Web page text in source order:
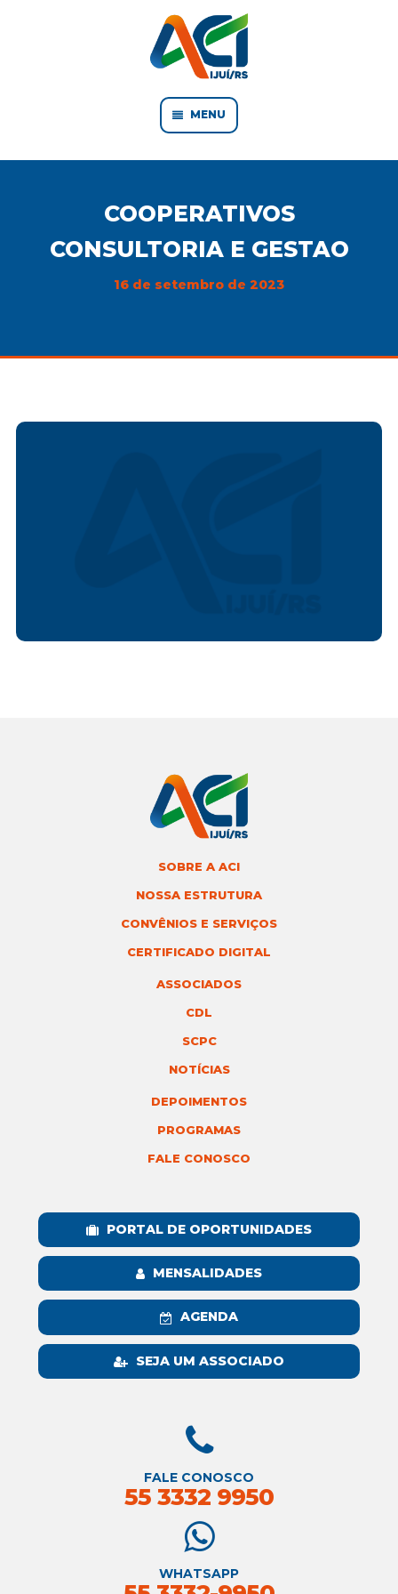
MENU
COOPERATIVOS
CONSULTORIA E GESTAO
16 de setembro de 2023
SOBRE A ACI
NOSSA ESTRUTURA
CONVÊNIOS E SERVIÇOS
CERTIFICADO DIGITAL
ASSOCIADOS
CDL
SCPC
NOTÍCIAS
DEPOIMENTOS
PROGRAMAS
FALE CONOSCO
PORTAL DE OPORTUNIDADES
MENSALIDADES
AGENDA
SEJA UM ASSOCIADO
FALE CONOSCO
55 3332 9950
WHATSAPP